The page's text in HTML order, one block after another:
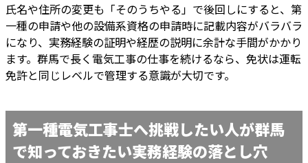
氏名や住所の変更も「そのうちやる」で後回しにすると、第
一種の申請や他の設備系資格の申請時に記載内容がバラバラ
になり、実務経験の証明や経歴の説明に余計な手間がかかり
ます。群馬で長く電気工事の仕事を続けるなら、免状は運転
免許と同じレベルで管理する意識が大切です。
第一種電気工事士へ挑戦したい人が群馬
で知っておきたい実務経験の落とし穴